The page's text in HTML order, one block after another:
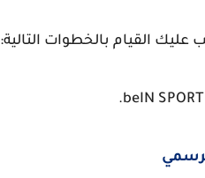
القيام بالخطوات التالية:
beIN SPORT
.